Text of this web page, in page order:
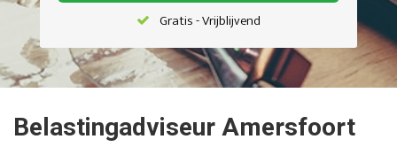
Gratis - Vrijblijvend
Belastingadviseur Amersfoort